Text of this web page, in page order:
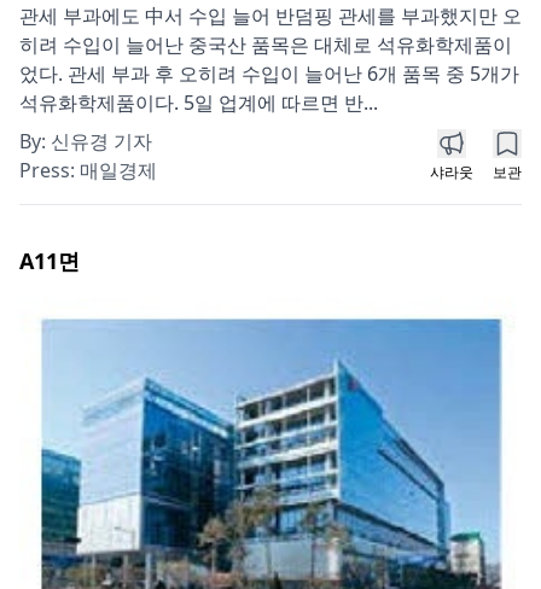
관세 부과에도 中서 수입 늘어 반덤핑 관세를 부과했지만 오
히려 수입이 늘어난 중국산 품목은 대체로 석유화학제품이
었다. 관세 부과 후 오히려 수입이 늘어난 6개 품목 중 5개가
석유화학제품이다. 5일 업계에 따르면 반...
By: 신유경 기자
Press: 매일경제 샤라웃 보관
A11면